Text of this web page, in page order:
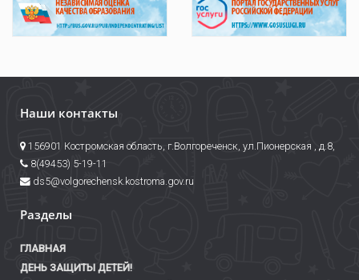
Наши контакты
156901 Костромская область, г.Волгореченск, ул.Пионерская , д.8,
8(49453) 5-19-11
ds5@volgorechensk.kostroma.gov.ru
Разделы
ГЛАВНАЯ
ДЕНЬ ЗАЩИТЫ ДЕТЕЙ!